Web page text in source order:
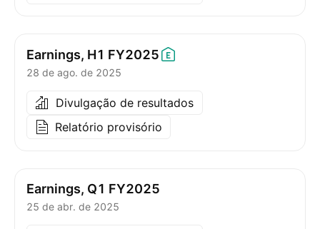
Earnings, H1 FY2025
28 de ago. de 2025
Divulgação de resultados
Relatório provisório
Earnings, Q1 FY2025
25 de abr. de 2025